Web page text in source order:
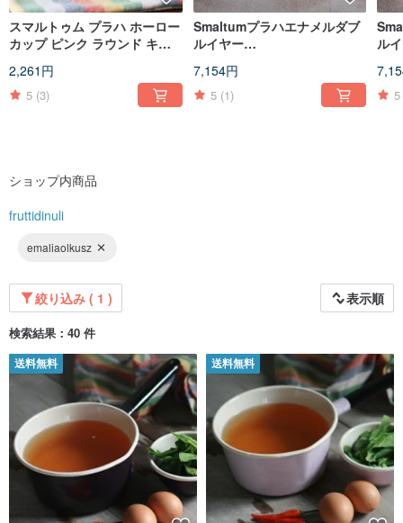
スマルトゥム プラハ ホーロー
カップ ピンク ラウンド キャ
(FDN000156)
2,261円
5 (3)
Smaltumプラハエナメルダブ
ルイヤー
blue（FDN000458）
7,154円
5 (1)
ル
（
5
ショップ内商品
fruttidinuli
emaliaolkusz
絞り込み ( 1 ) 表示順
検索結果：40 件
送料無料 送料無料